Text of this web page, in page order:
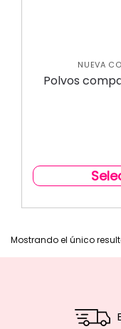
NUEVA
Polvos
Mostrando el único